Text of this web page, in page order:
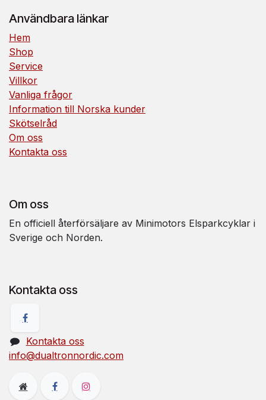
Användbara länkar
Hem
Shop
Service
Villkor
Vanliga frågor
Information till Norska kunder
Skötselråd
Om oss
Kontakta oss
Om oss
En officiell återförsäljare av Minimotors Elsparkcyklar i
Sverige och Norden.
Kontakta oss
Kontakta oss
info@dualtronnordic.com